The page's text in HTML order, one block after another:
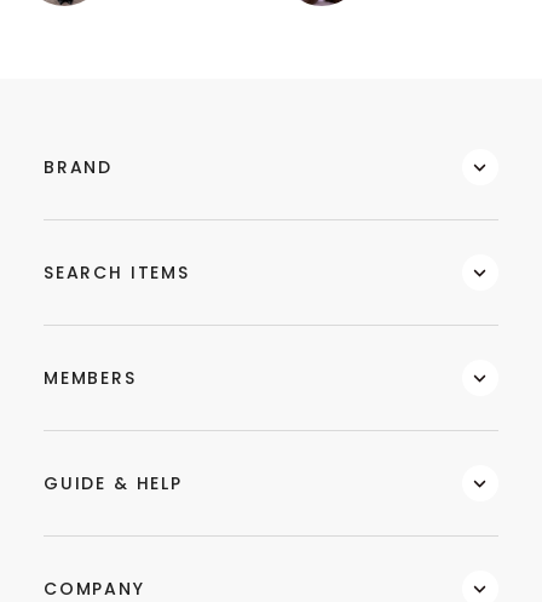
BRAND
SEARCH ITEMS
MEMBERS
GUIDE & HELP
COMPANY